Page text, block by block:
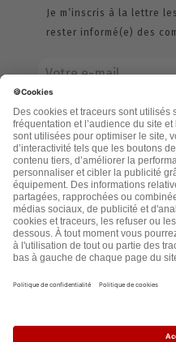
Je m’inscris à la lettre
rester informé(e) des
jamais échangée. Pour
Politique